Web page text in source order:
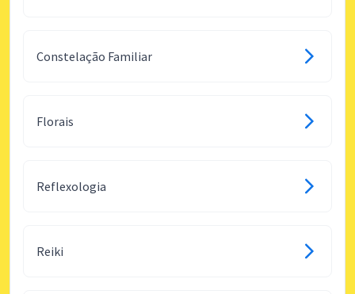
Constelação Familiar
Florais
Reflexologia
Reiki